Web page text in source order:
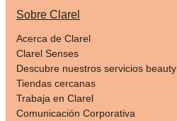
Sobre Clarel
Acerca de Clarel
Clarel Senses
Descubre nuestros servicios beauty
Tiendas cercanas
Trabaja en Clarel
Comunicación Corporativa